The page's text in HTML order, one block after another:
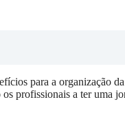
para a organização
profissionais a ter uma